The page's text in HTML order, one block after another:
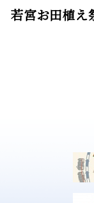
若宮お田植え